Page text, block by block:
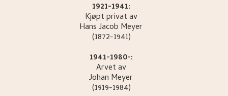
1921-1941:
Kjøpt privat av
Hans Jacob Meyer
(1872-1941)
1941-1980-:
Arvet av
Johan Meyer
(1919-1984)